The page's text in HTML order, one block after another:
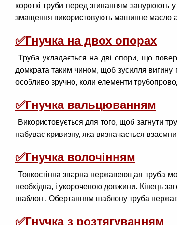
короткі труби перед згинанням занурюють
змащення використовують машинне масло
✅Гнучка на двох опорах
Труба укладається на дві опори, що
домкрата таким чином, щоб зусилля
особливо зручно, коли елементи
✅Гнучка вальцюванням
Використовується для того, щоб загнути
набуває кривизну, яка визначається
✅Гнучка волочінням
Тонкостінна зварна нержавеющая труба
необхідна, і укороченою довжини. Кінець
шаблоні. Обертанням шаблону труба
✅Гнучка з розтягуванням